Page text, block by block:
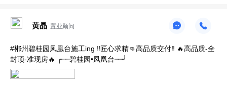
黄晶 置业顾问
#郴州碧桂园凤凰台施工ing ‼匠心求精👊高品质交付‼ 🔥高品质-全
封顶-准现房🔥 ╭┈┈碧桂园•凤凰台┈┈╯